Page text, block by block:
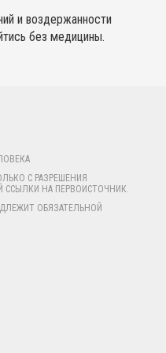
Это два разных
имеющие
и младшего
возраста. Именно по
бронхиальной астмы.
характерны
аллергические
и воздержанности
без медицины.
С РАЗРЕШЕНИЯ
ССЫЛКИ НА ПЕРВОИСТОЧНИК.
ОБЯЗАТЕЛЬНОЙ